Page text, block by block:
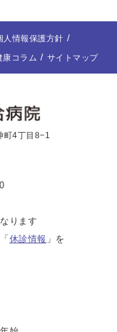
人情報保護方針
康コラム サイトマップ
町4丁目8−1
ります
休診情報 」を